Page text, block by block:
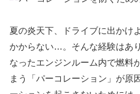
夏の炎天下、ドライブに出かけ
かからない…。そんな経験はあ
なったエンジンルーム内で燃料
まう「パーコレーション」が原